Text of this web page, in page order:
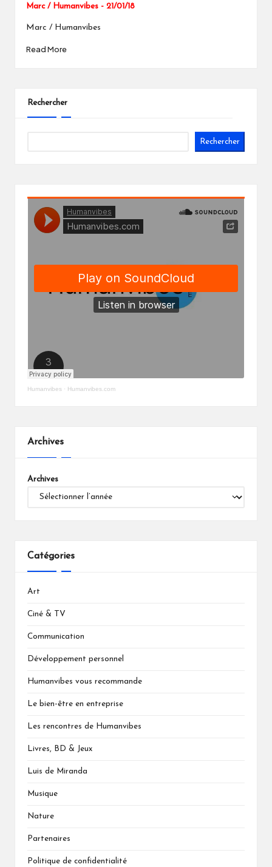
Marc / Humanvibes - 21/01/18
Marc / Humanvibes
Read More
Rechercher
Rechercher
Humanvibes · Humanvibes.com
Archives
Archives
Catégories
Art
Ciné & TV
Communication
Développement personnel
Humanvibes vous recommande
Le bien-être en entreprise
Les rencontres de Humanvibes
Livres, BD & Jeux
Luis de Miranda
Musique
Nature
Partenaires
Politique de confidentialité